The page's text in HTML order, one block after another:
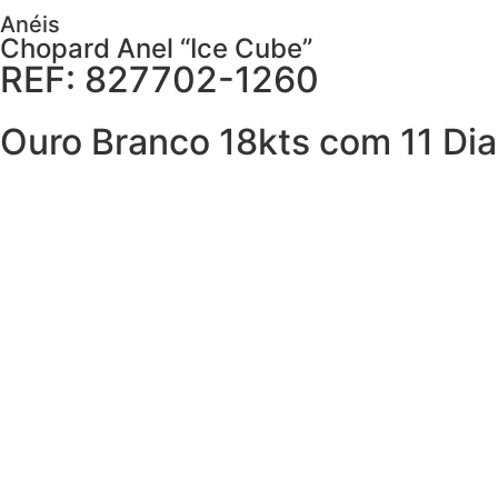
Anéis
Chopard Anel “Ice Cube”
REF: 827702-1260
Ouro Branco 18kts com 11